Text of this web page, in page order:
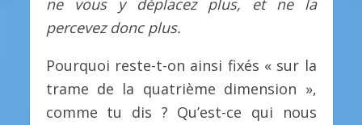
ne vous y déplacez plus, et ne la
percevez donc plus.
Pourquoi reste-t-on ainsi fixés « sur la
trame de la quatrième dimension »,
comme tu dis ? Qu’est-ce qui nous